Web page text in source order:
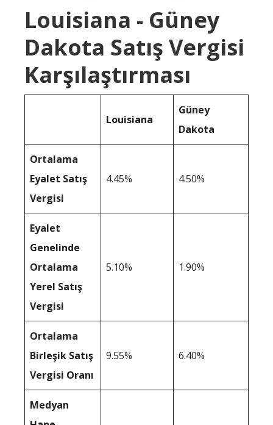
Louisiana - Güney
Dakota Satış Vergisi
Karşılaştırması
Louisiana
Güney
Dakota
Ortalama
Eyalet Satış
Vergisi
4.45% 4.50%
Eyalet
Genelinde
Ortalama
Yerel Satış
Vergisi
5.10% 1.90%
Ortalama
Birleşik Satış
Vergisi Oranı
9.55% 6.40%
Medyan